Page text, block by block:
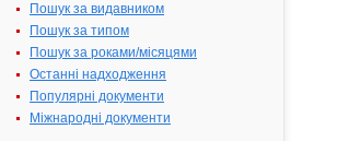
Пошук за видавником
Пошук за типом
Пошук за роками/місяцями
Останні надходження
Популярні документи
Міжнародні документи